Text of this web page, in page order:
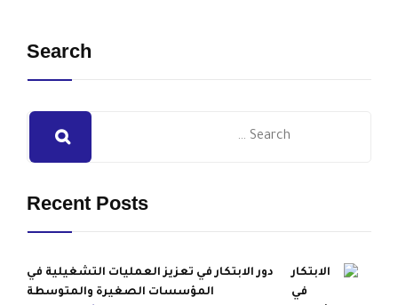
Search
Recent Posts
دور الابتكار في تعزيز العمليات التشغيلية في
المؤسسات الصغيرة والمتوسطة